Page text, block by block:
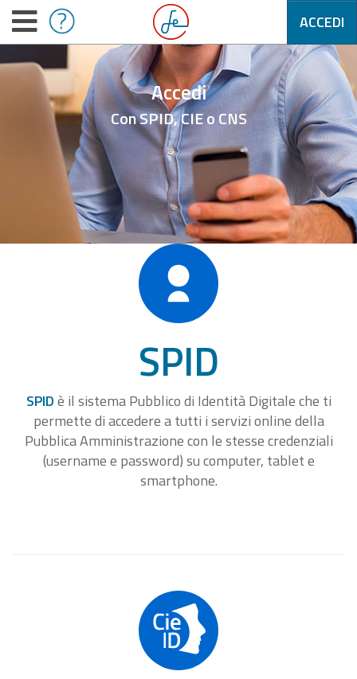
ACCEDI
Accedi
Con SPID, CIE o CNS
SPID
SPIDè il sistema Pubblico di Identità Digitale che ti
permette di accedere a tutti i servizi online della
Pubblica Amministrazione con le stesse credenziali
(username e password) su computer, tablet e
smartphone.